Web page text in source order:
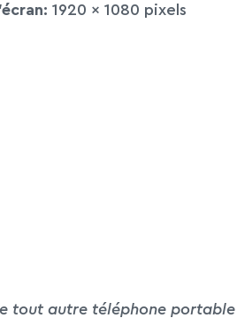
1920 x 1080 pixels
tout autre téléphone portable